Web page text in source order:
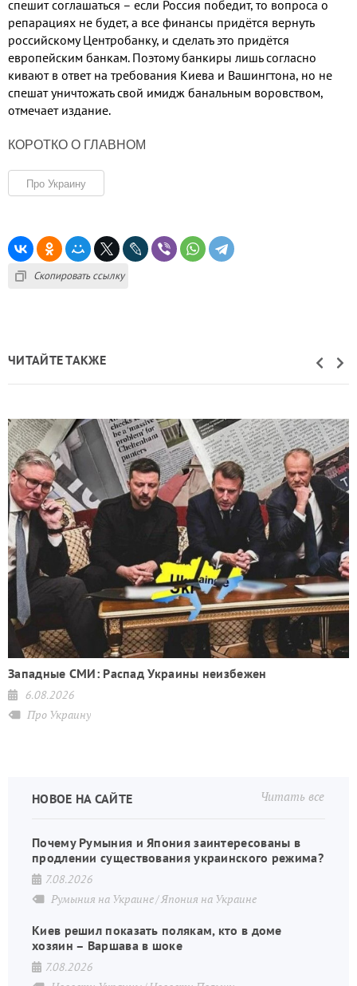
спешит соглашаться – если Россия победит, то вопроса о
репарациях не будет, а все финансы придётся вернуть
российскому Центробанку, и сделать это придётся
европейским банкам. Поэтому банкиры лишь согласно
кивают в ответ на требования Киева и Вашингтона, но не
спешат уничтожать свой имидж банальным воровством,
отмечает издание.
КОРОТКО О ГЛАВНОМ
Про Украину
Скопировать ссылку
ЧИТАЙТЕ ТАКЖЕ
Западные СМИ: Распад Украины неизбежен
6.08.2026
Про Украину
Читать все
НОВОЕ НА САЙТЕ
Почему Румыния и Япония заинтересованы в
продлении существования украинского режима?
7.08.2026
Румыния на Украине Япония на Украине
Киев решил показать полякам, кто в доме
хозяин – Варшава в шоке
7.08.2026